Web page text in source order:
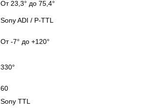
От 23,3° до 75,4°
Sony ADI / P-TTL
От -7° до +120°
330°
60
Sony TTL